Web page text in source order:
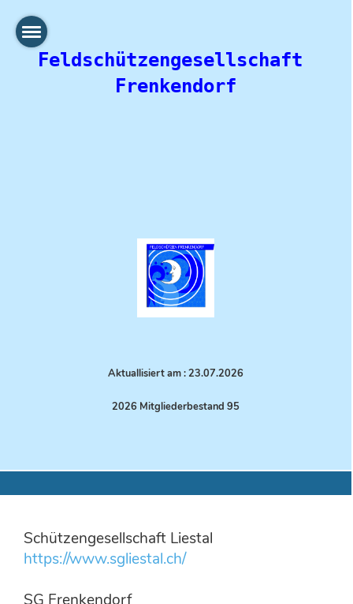
Feldschützengesellschaft
Frenkendorf
Aktuallisiert am : 23.07.2026
2026 Mitgliederbestand 95
Schützengesellschaft Liestal
https://www.sgliestal.ch/